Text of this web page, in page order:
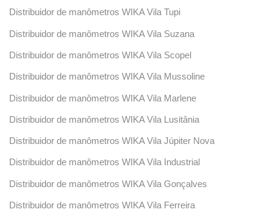
Distribuidor de manômetros WIKA Vila Tupi
Distribuidor de manômetros WIKA Vila Suzana
Distribuidor de manômetros WIKA Vila Scopel
Distribuidor de manômetros WIKA Vila Mussoline
Distribuidor de manômetros WIKA Vila Marlene
Distribuidor de manômetros WIKA Vila Lusitânia
Distribuidor de manômetros WIKA Vila Júpiter Nova
Distribuidor de manômetros WIKA Vila Industrial
Distribuidor de manômetros WIKA Vila Gonçalves
Distribuidor de manômetros WIKA Vila Ferreira